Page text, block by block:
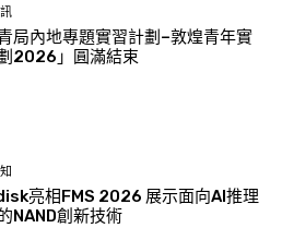
青局內地專題實習計劃–敦煌青年實
2026」圓滿結束
亮相FMS 2026 展示面向AI推理
NAND創新技術